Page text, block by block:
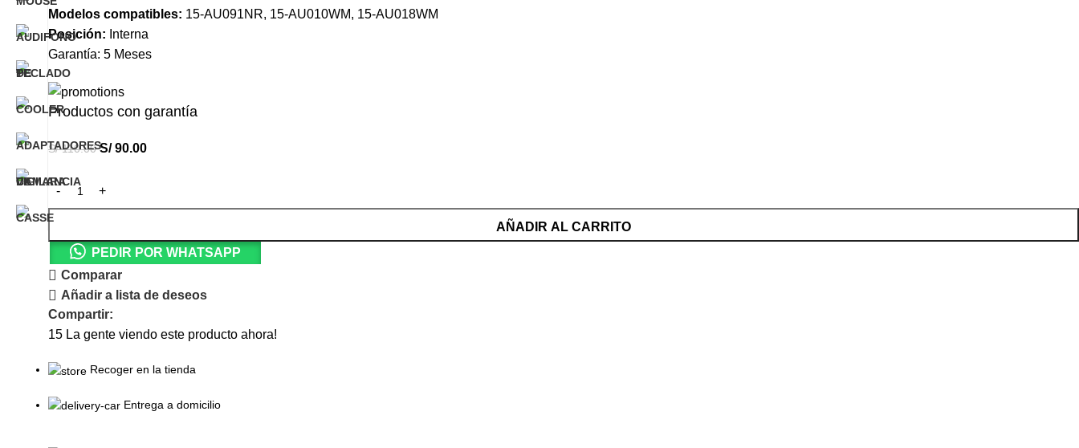
Modelos compatibles: 15-AU091NR, 15-AU010WM, 15-AU018WM
Posición: Interna
Garantía: 5 Meses
Productos con garantía
S/110.00 S/90.00
AÑADIR AL CARRITO
PEDIR POR WHATSAPP
Comparar
Añadir a lista de deseos
Compartir:
15 La gente viendo este producto ahora!
Recoger en la tienda
Entrega a domicilio